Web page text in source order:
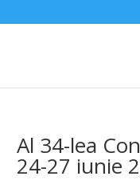
Al 34-lea
24-27 iunie